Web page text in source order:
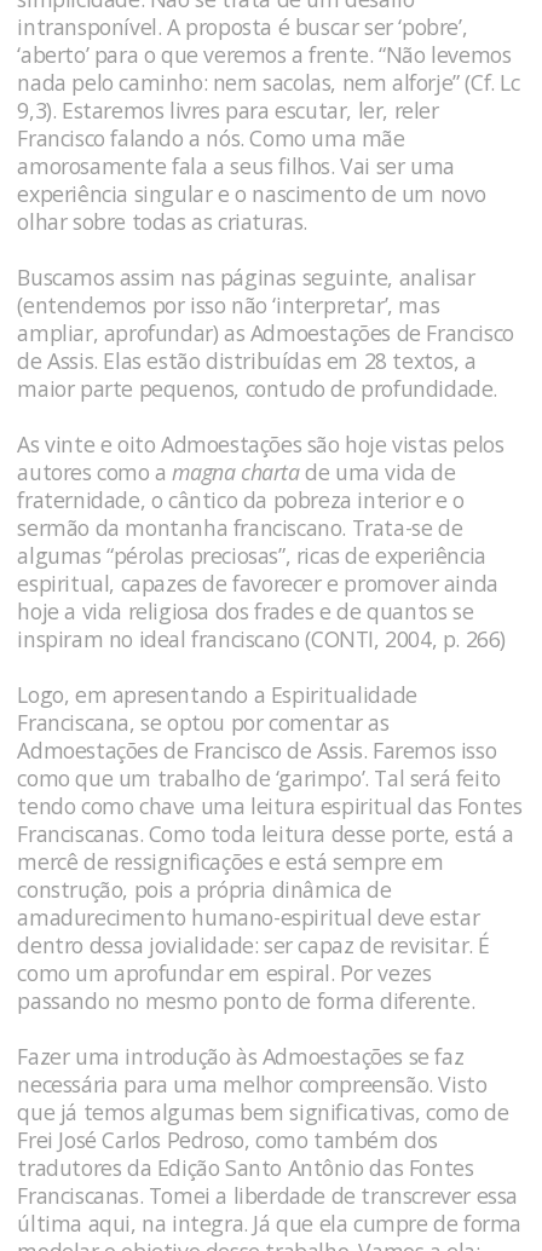
intransponível. A proposta é buscar ser ‘pobre’,
‘aberto’ para o que veremos a frente. “Não levemos
nada pelo caminho: nem sacolas, nem alforje” (Cf. Lc
9,3). Estaremos livres para escutar, ler, reler
Francisco falando a nós. Como uma mãe
amorosamente fala a seus filhos. Vai ser uma
experiência singular e o nascimento de um novo
olhar sobre todas as criaturas.
Buscamos assim nas páginas seguinte, analisar
(entendemos por isso não ‘interpretar’, mas
ampliar, aprofundar) as Admoestações de Francisco
de Assis. Elas estão distribuídas em 28 textos, a
maior parte pequenos, contudo de profundidade.
As vinte e oito Admoestações são hoje vistas pelos
autores como amagna chartade uma vida de
fraternidade, o cântico da pobreza interior e o
sermão da montanha franciscano. Trata-se de
algumas “pérolas preciosas”, ricas de experiência
espiritual, capazes de favorecer e promover ainda
hoje a vida religiosa dos frades e de quantos se
inspiram no ideal franciscano (CONTI, 2004, p. 266)
Logo, em apresentando a Espiritualidade
Franciscana, se optou por comentar as
Admoestações de Francisco de Assis. Faremos isso
como que um trabalho de ‘garimpo’. Tal será feito
tendo como chave uma leitura espiritual das Fontes
Franciscanas. Como toda leitura desse porte, está a
mercê de ressignificações e está sempre em
construção, pois a própria dinâmica de
amadurecimento humano-espiritual deve estar
dentro dessa jovialidade: ser capaz de revisitar. É
como um aprofundar em espiral. Por vezes
passando no mesmo ponto de forma diferente.
Fazer uma introdução às Admoestações se faz
necessária para uma melhor compreensão. Visto
que já temos algumas bem significativas, como de
Frei José Carlos Pedroso, como também dos
tradutores da Edição Santo Antônio das Fontes
Franciscanas. Tomei a liberdade de transcrever essa
última aqui, na integra. Já que ela cumpre de forma